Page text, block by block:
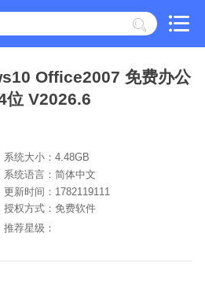
Office2007 免费办公
位 V2026.6
系统大小：4.48GB
系统语言：简体中文
更新时间：1782119111
授权方式：免费软件
推荐星级：